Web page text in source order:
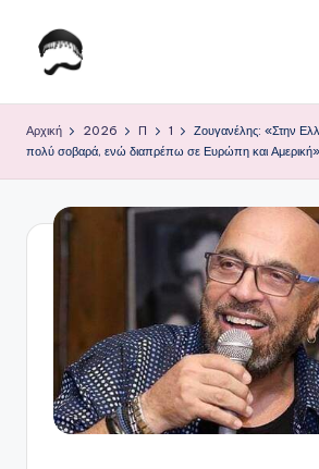
Μετάβαση
ο
Κ
Αρχική 2026 Π 1
Ζουγανέλης: «Στην
πολύ σοβαρά, ενώ διαπρέπω σε Ευρώπη και Αμερική»